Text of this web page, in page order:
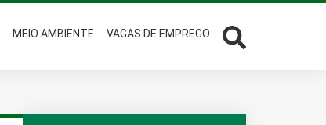
MEIO AMBIENTE VAGAS DE EMPREGO